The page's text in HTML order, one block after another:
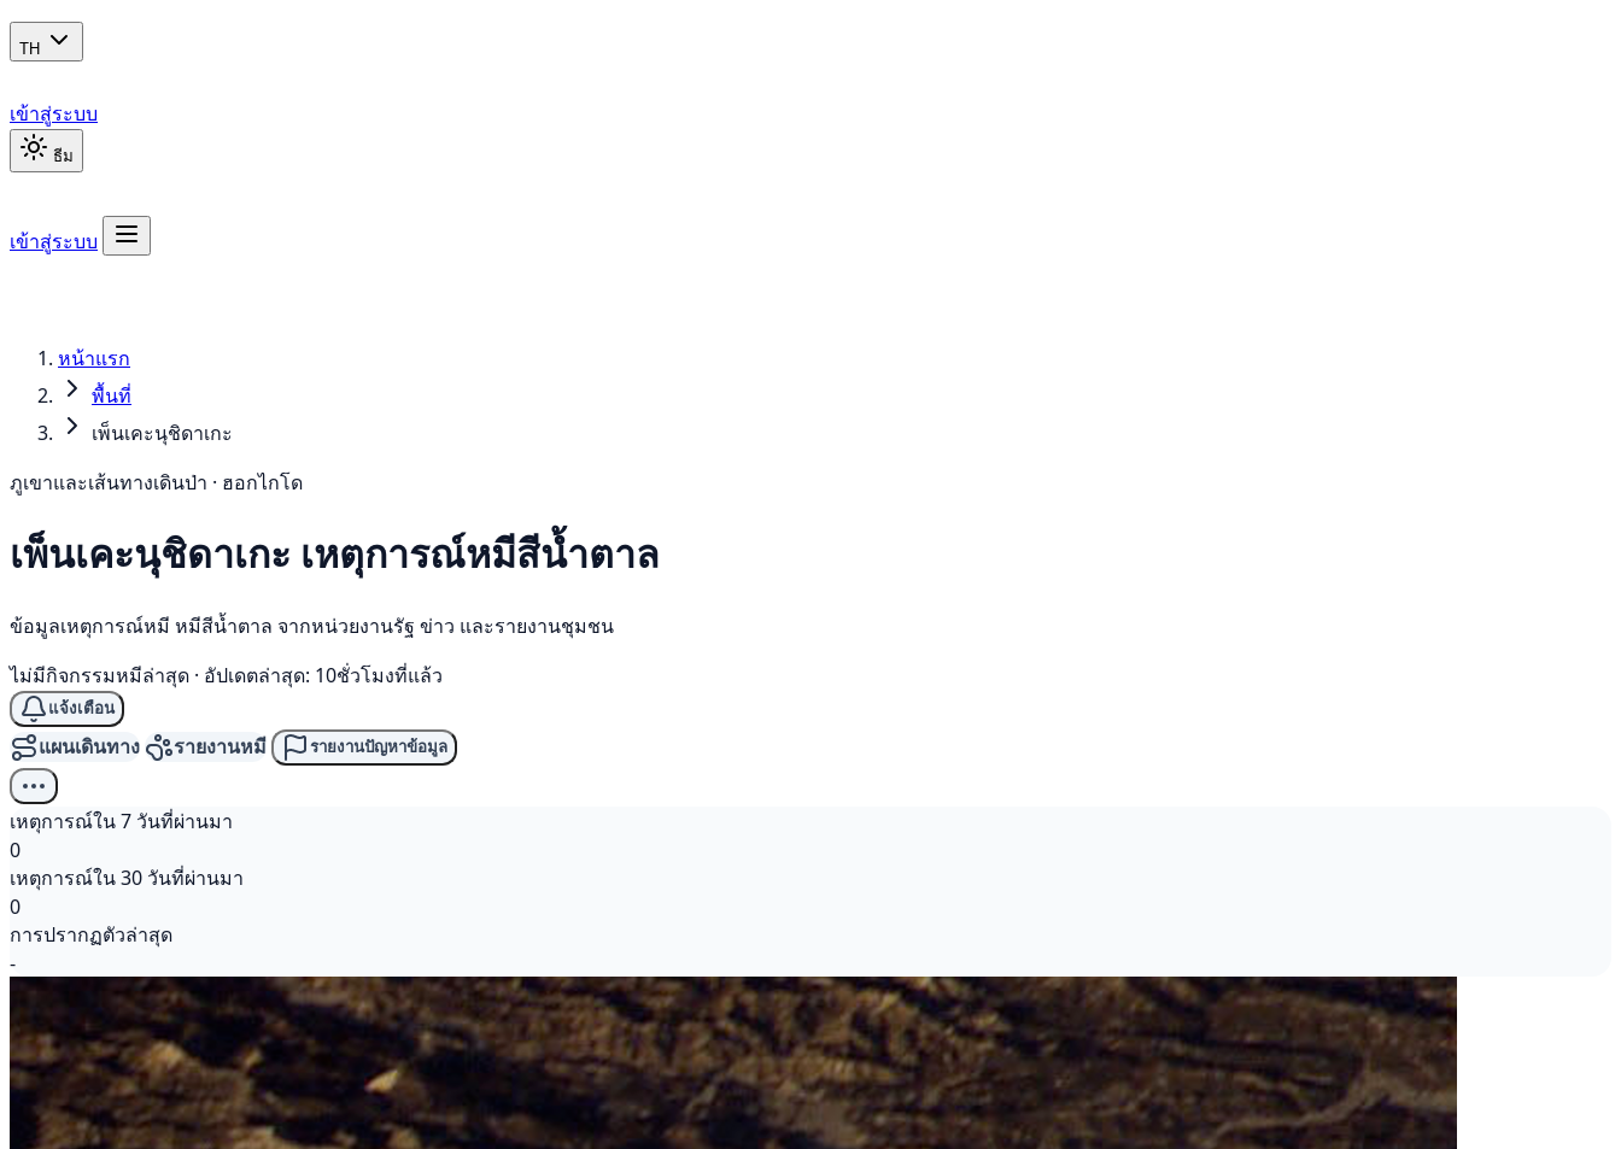
TH
เข้าสู่ระบบ
ธีม
เข้าสู่ระบบ
หน้าแรก
พื้นที่
เพ็นเคะนุชิดาเกะ
ภูเขาและเส้นทางเดินป่า · ฮอกไกโด
เพ็นเคะนุชิดาเกะ เหตุการณ์หมีสีน้ำตาล
ข้อมูลเหตุการณ์หมี หมีสีน้ำตาล จากหน่วยงานรัฐ ข่าว และรายงานชุมชน
ไม่มีกิจกรรมหมีล่าสุด · อัปเดตล่าสุด: 10ชั่วโมงที่แล้ว
แจ้งเตือน
แผนเดินทาง รายงานหมี รายงานปัญหาข้อมูล
เหตุการณ์ใน 7 วันที่ผ่านมา
0
เหตุการณ์ใน 30 วันที่ผ่านมา
0
การปรากฏตัวล่าสุด
-